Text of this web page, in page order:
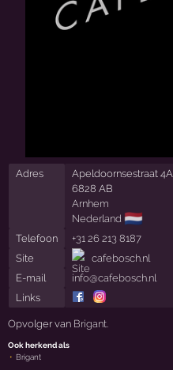
Adres
Apeldoornsestraat 4A
6828 AB
Arnhem
Nederland 🇳🇱
Telefoon
+31 26 213 8187
Site
cafebosch.nl
E-mail
info@cafebosch.nl
Links
Opvolger van Brigant.
Ook herkend als
Brigant